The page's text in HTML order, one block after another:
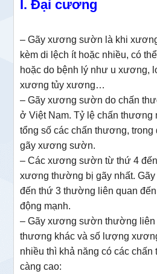
I. Đại cương
– Gãy xương sườn là khi
kèm di lệch ít hoặc nhiều, có
hoặc do bệnh lý như u xương,
xương tủy xương…
– Gãy xương sườn do chấn
ở Việt Nam. Tỷ lệ chấn thương
tổng số các chấn thương, trong
gãy xương sườn.
– Các xương sườn từ thứ 4
xương thường bị gãy nhất.
đến thứ 3 thường liên quan
động mạnh.
– Gãy xương sườn thường liên
thương khác và số lượng
nhiều thì khả năng có các
càng cao: